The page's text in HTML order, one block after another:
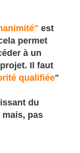
est
permet
à un
Il faut
qualifiée"
du
pas